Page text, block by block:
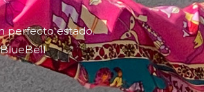
perfecto estado.